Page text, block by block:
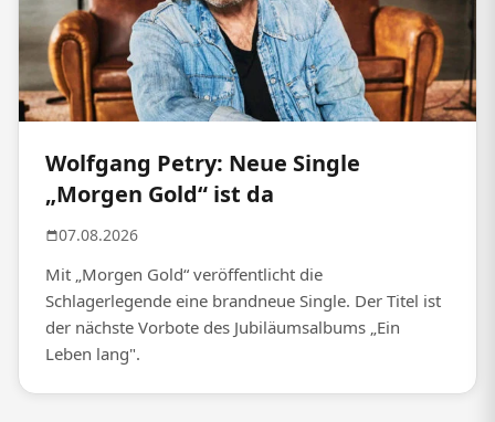
Wolfgang Petry: Neue Single
„Morgen Gold“ ist da
07.08.2026
Mit „Morgen Gold“ veröffentlicht die
Schlagerlegende eine brandneue Single. Der Titel ist
der nächste Vorbote des Jubiläumsalbums „Ein
Leben lang".